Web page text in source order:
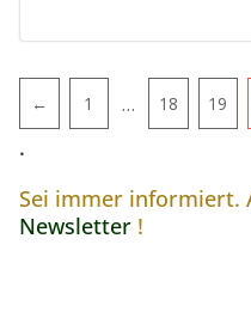
Pagination
← 1 … 18 19
.
Sei immer informiert.
Newsletter !